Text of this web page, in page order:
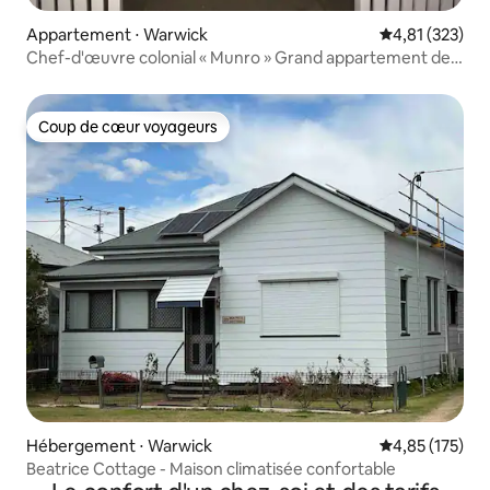
Appartement ⋅ Warwick Évaluation
4,81 (323)
Chef-d'œuvre colonial « Munro » Grand appartement de
Coup de cœur voyageurs
Coup de cœur voyageurs
Hébergement ⋅ Warwick Évaluation
4,85 (175)
Beatrice Cottage - Maison climatisée confortable